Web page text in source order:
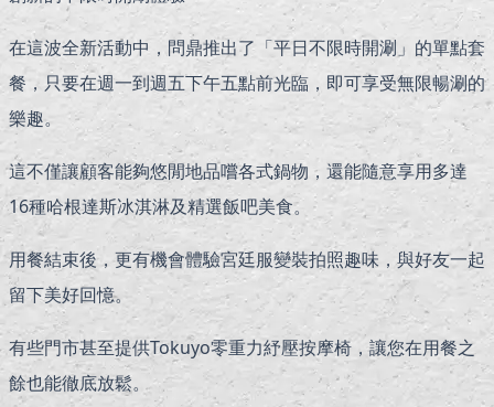
在這波全新活動中，問鼎推出了「平日不限時開涮」的單點套
餐，只要在週一到週五下午五點前光臨，即可享受無限暢涮的
樂趣。
這不僅讓顧客能夠悠閒地品嚐各式鍋物，還能隨意享用多達
16種哈根達斯冰淇淋及精選飯吧美食。
用餐結束後，更有機會體驗宮廷服變裝拍照趣味，與好友一起
留下美好回憶。
有些門市甚至提供Tokuyo零重力紓壓按摩椅，讓您在用餐之
餘也能徹底放鬆。